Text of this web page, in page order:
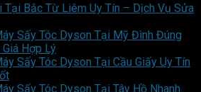
Tại Bắc Từ Liêm Uy Tín – Dịch Vụ Sửa
Sấy Tóc Dyson Tại Mỹ Đình Đúng
Hợp Lý
Sấy Tóc Dyson Tại Cầu Giấy Uy Tín
Sấy Tóc Dyson Tại Tây Hồ Nhanh